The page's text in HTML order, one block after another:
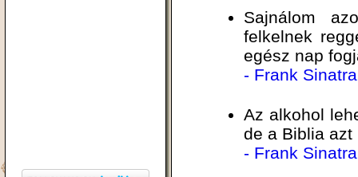
Sajnálom
felkelnek
egész nap
- Frank Sinatra
Az alkohol
de a Biblia
- Frank Sinatra